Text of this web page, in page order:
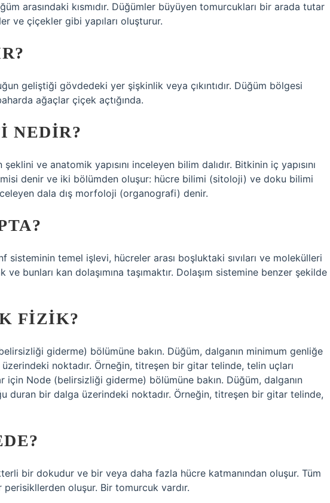
arasındaki kısmıdır. Düğümler büyüyen tomurcukları bir arada tutar
ve çiçekler gibi yapıları oluşturur.
geliştiği gövdedeki yer şişkinlik veya çıkıntıdır. Düğüm bölgesi
ağaçlar çiçek açtığında.
NEDIR?
ve anatomik yapısını inceleyen bilim dalıdır. Bitkinin iç yapısını
denir ve iki bölümden oluşur: hücre bilimi (sitoloji) ve doku bilimi
dala dış morfoloji (organografi) denir.
sisteminin temel işlevi, hücreler arası boşluktaki sıvıları ve molekülleri
bunları kan dolaşımına taşımaktır. Dolaşım sistemine benzer şekilde
FIZIK?
giderme) bölümüne bakın. Düğüm, dalganın minimum genliğe
noktadır. Örneğin, titreşen bir gitar telinde, telin uçları
için Node (belirsizliği giderme) bölümüne bakın. Düğüm, dalganın
duran bir dalga üzerindeki noktadır. Örneğin, titreşen bir gitar telinde,
bir dokudur ve bir veya daha fazla hücre katmanından oluşur. Tüm
oluşur. Bir tomurcuk vardır.